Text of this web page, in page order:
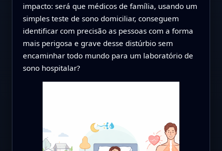
impacto: será que médicos de família, usando um
simples teste de sono domiciliar, conseguem
identificar com precisão as pessoas com a forma
mais perigosa e grave desse distúrbio sem
encaminhar todo mundo para um laboratório de
sono hospitalar?